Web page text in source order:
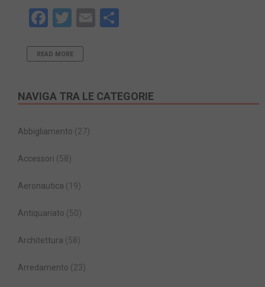
Facebook
Twitter
Email
READ MORE
NAVIGA TRA LE CATEGORIE
Abbigliamento (27)
Accessori (58)
Aeronautica (19)
Antiquariato (50)
Architettura (58)
Arredamento (23)